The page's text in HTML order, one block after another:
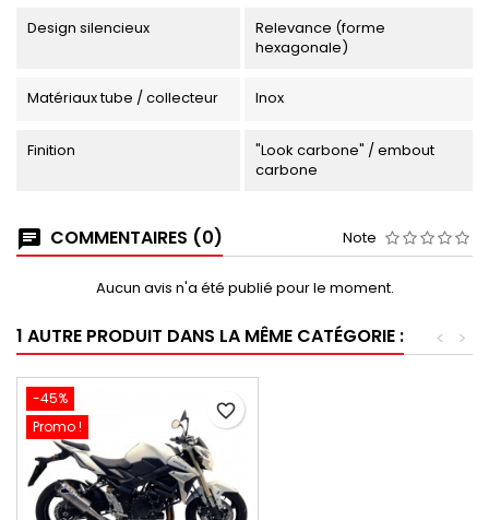
Design silencieux
Relevance (forme
hexagonale)
Matériaux tube / collecteur Inox
Finition
"Look carbone" / embout
carbone
COMMENTAIRES (0) Note
Aucun avis n'a été publié pour le moment.
1 AUTRE PRODUIT DANS LA MÊME CATÉGORIE : >
<
-45%
Promo !
favorite_border